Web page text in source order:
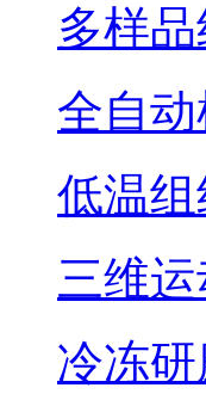
多样
全自
低温
三维
冷冻